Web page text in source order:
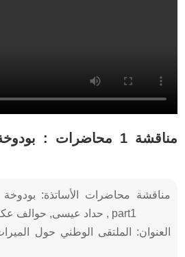
مناقشة 1 محاضرات :
مناقشة محاضرات الأساتذة: بودوخة
حداد عيسى, حوالف عكاشة وولد خسال سليمان , part1
العنوان: الملتقى الوطني حول